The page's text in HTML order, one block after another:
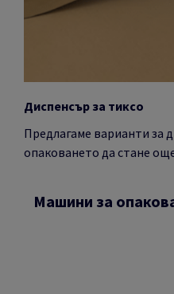
Диспенсър за тиксо
Предлагаме варианти за
опаковането да стане
Машини за